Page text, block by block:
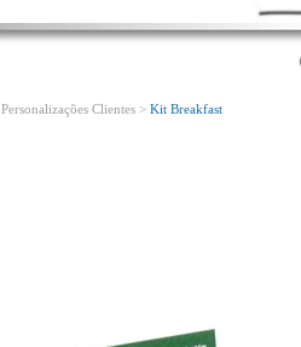
Personalizações Clientes > Kit Breakfast